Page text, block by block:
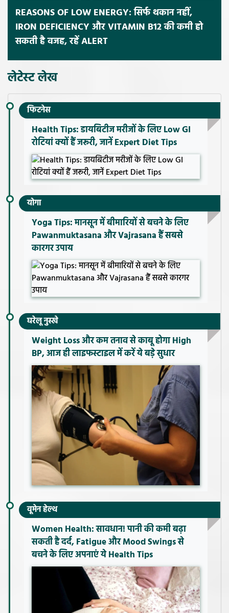
REASONS OF LOW ENERGY: सिर्फ थकान नहीं,
IRON DEFICIENCY और VITAMIN B12 की कमी हो
सकती है वजह, रहें ALERT
लेटेस्ट लेख
फिटनेस
Health Tips: डायबिटीज मरीजों के लिए Low GI
रोटियां क्यों हैं जरूरी, जानें Expert Diet Tips
योगा
Yoga Tips: मानसून में बीमारियों से बचने के लिए
Pawanmuktasana और Vajrasana हैं सबसे
कारगर उपाय
घरेलू नुस्खे
Weight Loss और कम तनाव से काबू होगा High
BP, आज ही लाइफस्टाइल में करें ये बड़े सुधार
वूमेन हेल्थ
Women Health: सावधान! पानी की कमी बढ़ा
सकती है दर्द, Fatigue और Mood Swings से
बचने के लिए अपनाएं ये Health Tips